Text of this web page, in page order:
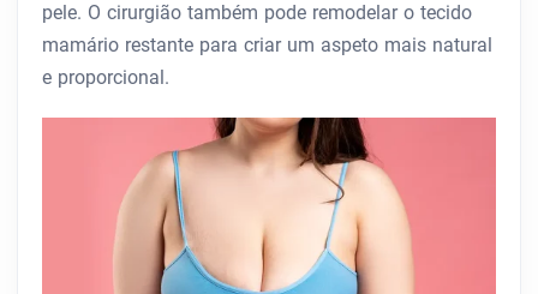
pele. O cirurgião também pode remodelar o tecido
mamário restante para criar um aspeto mais natural
e proporcional.